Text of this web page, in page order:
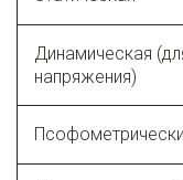
Динамическая
напряжения)